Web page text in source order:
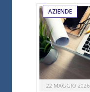
AZIENDE
22 MAGGIO 2026